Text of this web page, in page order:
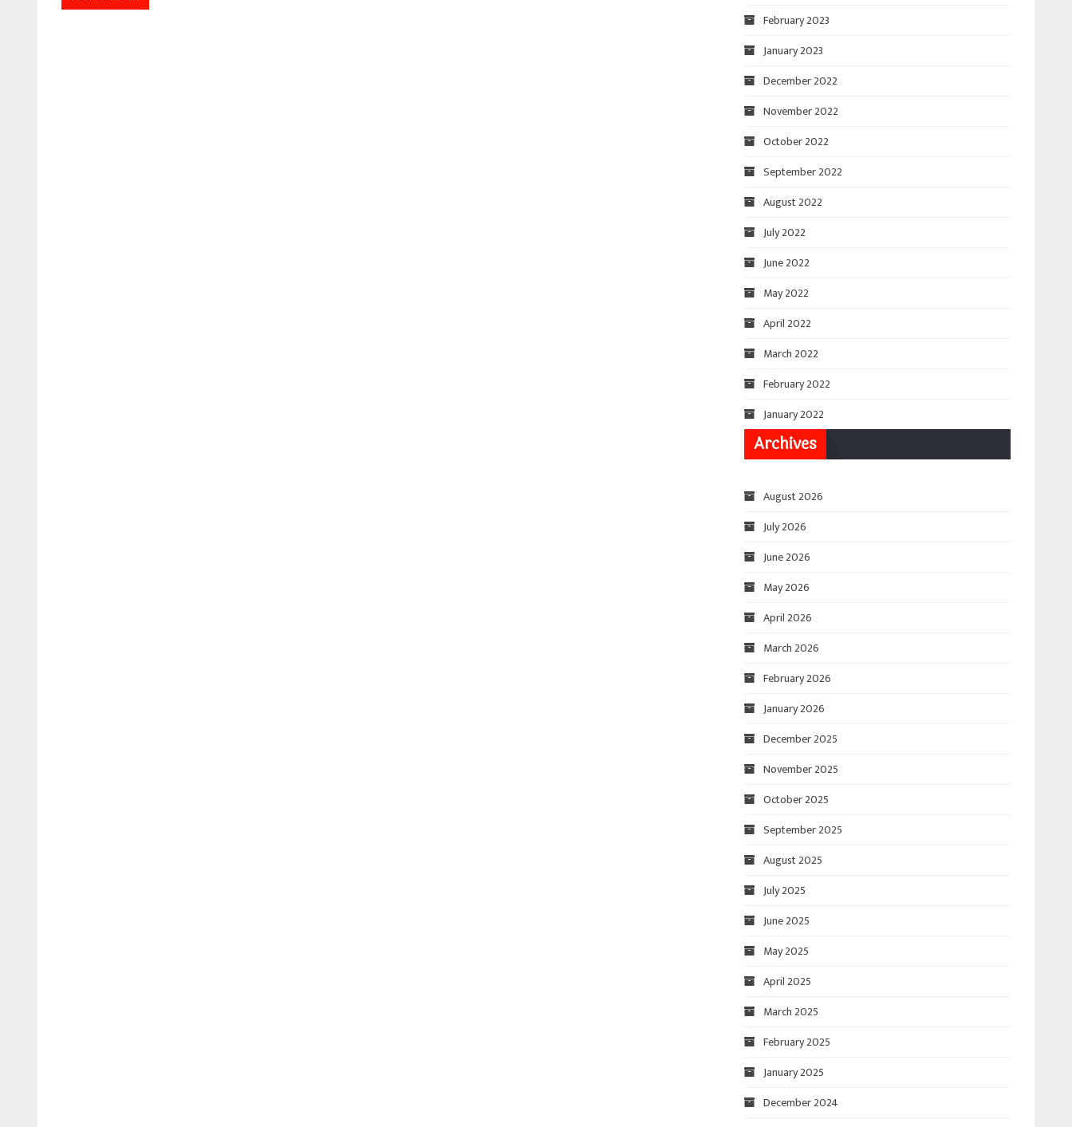
February 2023
January 2023
December 2022
November 2022
October 2022
September 2022
August 2022
July 2022
June 2022
May 2022
April 2022
March 2022
February 2022
January 2022
Archives
August 2026
July 2026
June 2026
May 2026
April 2026
March 2026
February 2026
January 2026
December 2025
November 2025
October 2025
September 2025
August 2025
July 2025
June 2025
May 2025
April 2025
March 2025
February 2025
January 2025
December 2024